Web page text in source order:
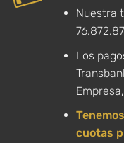
Nuestra
Los
cuotas